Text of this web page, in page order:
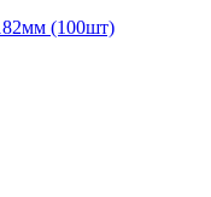
(100шт)